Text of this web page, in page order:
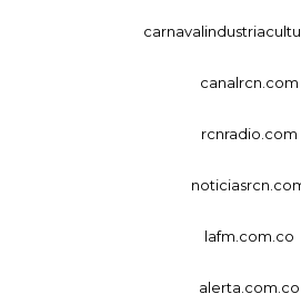
canalrcn.com
rcnradio.com
lafm.com.co
alerta.com.co